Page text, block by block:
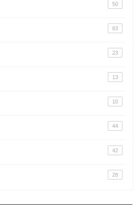
50
83
23
13
10
44
42
28